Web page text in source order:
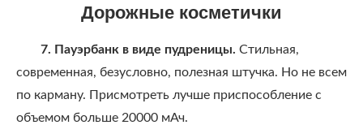
Дорожные косметички
7. Пауэрбанк в виде пудреницы. Стильная,
современная, безусловно, полезная штучка. Но не всем
по карману. Присмотреть лучше приспособление с
объемом больше 20000 мАч.